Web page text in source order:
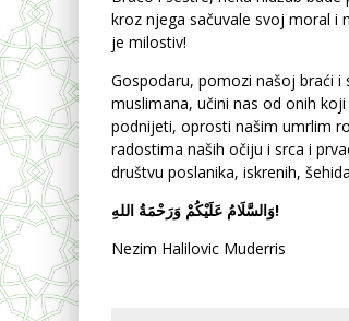
kroz njega sačuvale svoj moral i
je milostiv!
Gospodaru, pomozi našoj braći i
muslimana, učini nas od onih
podnijeti, oprosti našim umrlim
radostima naših očiju i srca i
društvu poslanika, iskrenih,
وَالسَّلَامُ عَلَيْكُمْ وَرَحْمَةُ اللهِ!
Nezim Halilovic Muderris